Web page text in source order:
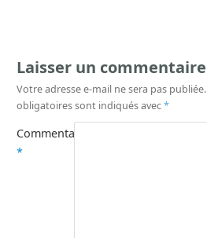
Laisser un commentaire
Votre adresse e-mail ne sera pas publiée.
obligatoires sont indiqués avec*
Commentaire
*